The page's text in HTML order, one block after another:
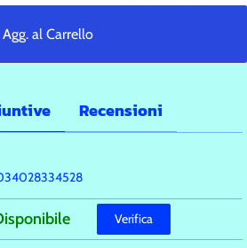
Agg. al Carrello
Recensioni
Verifica